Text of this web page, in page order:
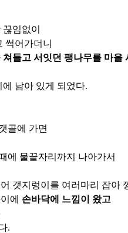
임없이
썩어가더니
들고 서잇던 팽나무를 마을
남아 있게 되었다.
골에 가면
에 물끝자리까지 나아가서
갯지렁이를 여러마리 잡아
에 손바닥에 느낌이 왔고
.